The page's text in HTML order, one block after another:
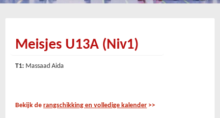
Meisjes U13A (Niv1)
T1: Massaad Aida
Bekijk derangschikking en volledige kalender >>